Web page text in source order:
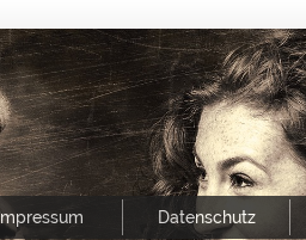
Impressum Datenschutz